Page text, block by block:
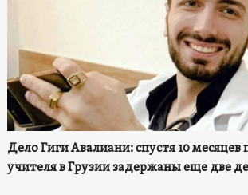
Дело Гиги Авалиани: спустя 10 месяцев
учителя в Грузии задержаны еще две